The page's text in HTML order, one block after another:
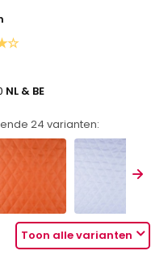
NL & BE
24 varianten:
Toon alle varianten